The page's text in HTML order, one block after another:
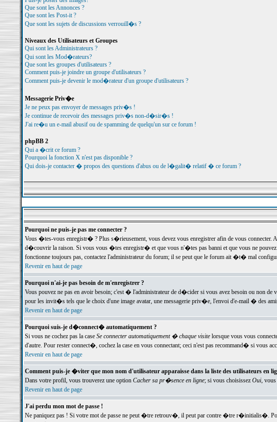
Que sont les Annonces ?
Que sont les Post-it ?
Que sont les sujets de discussions verrouill�s ?
Niveaux des Utilisateurs et Groupes
Qui sont les Administrateurs ?
Qui sont les Mod�rateurs?
Que sont les groupes d'utilisateurs ?
Comment puis-je joindre un groupe d'utilisateurs ?
Comment puis-je devenir le mod�rateur d'un groupe d'utilisateurs ?
Messagerie Priv�e
Je ne peux pas envoyer de messages priv�s !
Je continue de recevoir des messages priv�s non-d�sir�s !
J'ai re�u un e-mail abusif ou de spamming de quelqu'un sur ce forum !
phpBB 2
Qui a �crit ce forum ?
Pourquoi la fonction X n'est pas disponible ?
Qui dois-je contacter � propos des questions d'abus ou de l�galit� relatif � ce forum ?
Pourquoi ne puis-je pas me connecter ?
Vous �tes-vous enregistr� ? Plus s�rieusement, vous devez vous enregistrer afin de vous
d�couvrir la raison. Si vous vous �tes enregistr� et que vous n'�tes pas banni et que vous ne
fonctionne toujours pas, contactez l'administrateur du forum; il se peut que le forum ait �t� mal
Revenir en haut de page
Pourquoi n'ai-je pas besoin de m'enregistrer ?
Vous pouvez ne pas en avoir besoin; c'est � l'administrateur de d�cider si vous avez besoin ou non
pour les invit�s tels que le choix d'une image avatar, une messagerie priv�e, l'envoi d'e-mail � des
Revenir en haut de page
Pourquoi suis-je d�connect� automatiquement ?
Si vous ne cochez pas la case Se connecter automatiquement � chaque visitelorsque vous vous
d'autre. Pour rester connect�, cochez la case en vous connectant; ceci n'est pas recommand� si
Revenir en haut de page
Comment puis-je �viter que mon nom d'utilisateur apparaisse dans la liste des utilisateurs en
Dans votre profil, vous trouverez une option Cacher sa pr�sence en ligne; si vous choisissez Oui,
Revenir en haut de page
J'ai perdu mon mot de passe !
Ne paniquez pas ! Si votre mot de passe ne peut �tre retrouv�, il peut par contre �tre r�initialis�.